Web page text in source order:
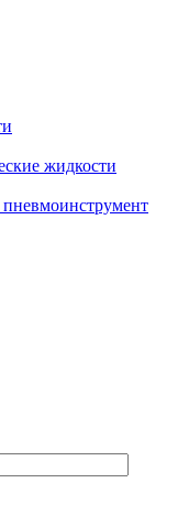
жидкости